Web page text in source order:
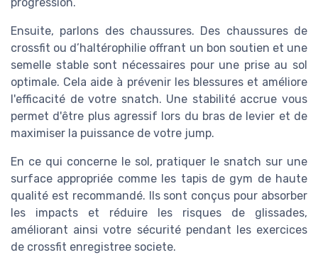
crossfit ou d’haltérophilie offrant un bon soutien et une
semelle stable sont nécessaires pour une prise au sol
optimale. Cela aide à prévenir les blessures et améliore
l'efficacité de votre snatch. Une stabilité accrue vous
permet d'être plus agressif lors du bras de levier et de
maximiser la puissance de votre jump.
En ce qui concerne le sol, pratiquer le snatch sur une
surface appropriée comme les tapis de gym de haute
qualité est recommandé. Ils sont conçus pour absorber
les impacts et réduire les risques de glissades,
améliorant ainsi votre sécurité pendant les exercices
de crossfit enregistree societe.
Avoir des protections pour les poignets peut également
faire une différence, surtout si vous augmentez la